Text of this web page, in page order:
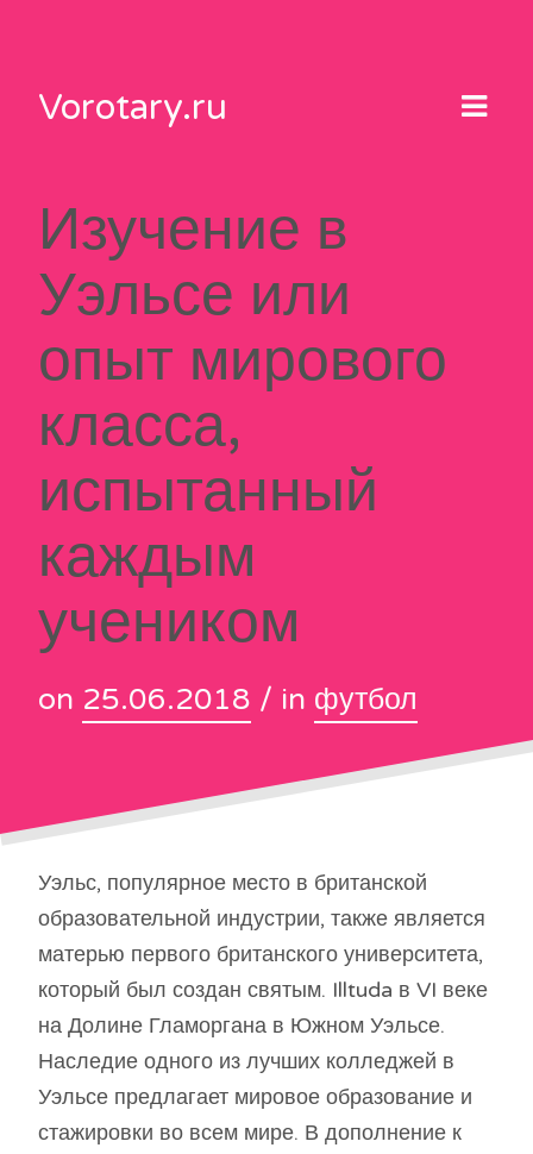
contentVorotary.ru
Изучение в
Уэльсе или
опыт мирового
класса,
испытанный
каждым
учеником
on 25.06.2018 / in футбол
Уэльс, популярное место в британской
образовательной индустрии, также является
матерью первого британского университета,
который был создан святым. Illtuda в VI веке
на Долине Гламоргана в Южном Уэльсе.
Наследие одного из лучших колледжей в
Уэльсе предлагает мировое образование и
стажировки во всем мире. В дополнение к